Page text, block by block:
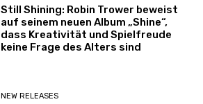
Still Shining: Robin Trower beweist
auf seinem neuen Album „Shine“,
dass Kreativität und Spielfreude
keine Frage des Alters sind
NEW RELEASES